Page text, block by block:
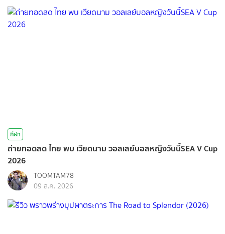
กีฬา
ถ่ายทอดสด ไทย พบ เวียดนาม วอลเลย์บอลหญิงวันนี้SEA V Cup
2026
TOOMTAM78
09 ส.ค. 2026